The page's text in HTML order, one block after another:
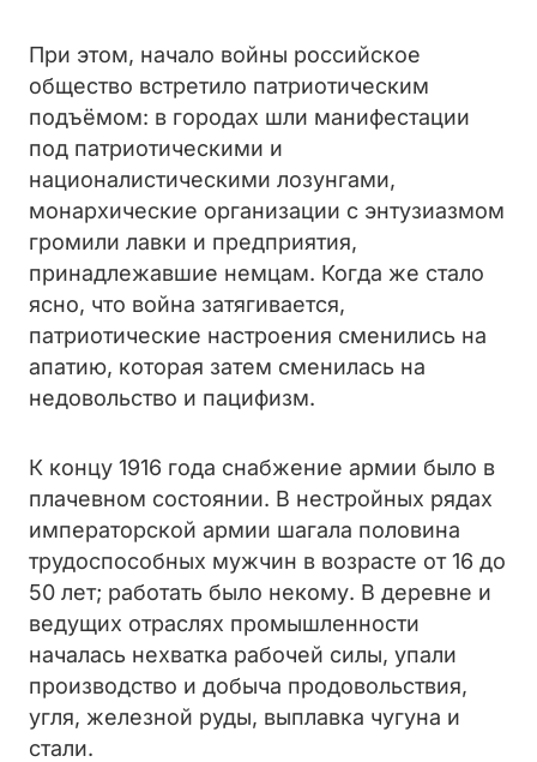
При этом, начало войны российское
общество встретило патриотическим
подъёмом: в городах шли манифестации
под патриотическими и
националистическими лозунгами,
монархические организации с энтузиазмом
громили лавки и предприятия,
принадлежавшие немцам. Когда же стало
ясно, что война затягивается,
патриотические настроения сменились на
апатию, которая затем сменилась на
недовольство и пацифизм.
К концу 1916 года снабжение армии было в
плачевном состоянии. В нестройных рядах
императорской армии шагала половина
трудоспособных мужчин в возрасте от 16 до
50 лет; работать было некому. В деревне и
ведущих отраслях промышленности
началась нехватка рабочей силы, упали
производство и добыча продовольствия,
угля, железной руды, выплавка чугуна и
стали.